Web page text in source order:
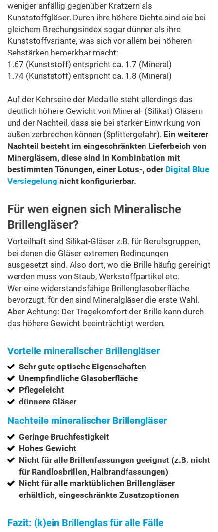
weniger anfällig gegenüber Kratzern als
Kunststoffgläser. Durch ihre höhere Dichte sind sie bei
gleichem Brechungsindex sogar dünner als ihre
Kunststoffvariante, was sich vor allem bei höheren
Sehstärken bemerkbar macht:
1.67 (Kunststoff) entspricht ca. 1.7 (Mineral)
1.74 (Kunststoff) entspricht ca. 1.8 (Mineral)
Auf der Kehrseite der Medaille steht allerdings das
deutlich höhere Gewicht von Mineral- (Silikat) Gläsern
und der Nachteil, dass sie bei starker Einwirkung von
außen zerbrechen können (Splittergefahr). Ein weiterer
Nachteil besteht im eingeschränkten Lieferbeich von
Minergläsern, diese sind in Kombinbation mit
bestimmten Tönungen, einer Lotus-, oder Digital Blue
Versiegelung nicht konfigurierbar.
Für wen eignen sich Mineralische
Brillengläser?
Vorteilhaft sind Silikat-Gläser z.B. für Berufsgruppen,
bei denen die Gläser extremen Bedingungen
ausgesetzt sind. Also dort, wo die Brille häufig gereinigt
werden muss von Staub, Werkstoffpartikel etc.
Wer eine widerstandsfähige Brillenglasoberfläche
bevorzugt, für den sind Mineralgläser die erste Wahl.
Aber Achtung: Der Tragekomfort der Brille kann durch
das höhere Gewicht beeinträchtigt werden.
Vorteile mineralischer Brillengläser
Sehr gute optische Eigenschaften
Unempfindliche Glasoberfläche
Pflegeleicht
dünnere Gläser
Nachteile mineralischer Brillengläser
Geringe Bruchfestigkeit
Hohes Gewicht
Nicht für alle Brillenfassungen geeignet (z.B. nicht
für Randlosbrillen, Halbrandfassungen)
Nicht für alle marktüblichen Brillengläser
erhältlich, eingeschränkte Zusatzoptionen
Fazit: (k)ein Brillenglas für alle Fälle